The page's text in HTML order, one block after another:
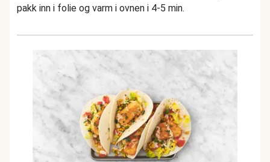
pakk inn i folie og varm i ovnen i 4-5 min.